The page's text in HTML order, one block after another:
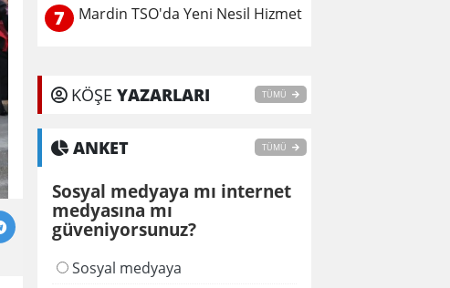
7 Mardin TSO'da Yeni Nesil Hizmet
KÖŞE YAZARLARI TÜMÜ
ANKET TÜMÜ
Sosyal medyaya mı internet
medyasına mı
güveniyorsunuz?
Sosyal medyaya